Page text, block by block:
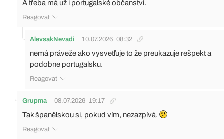
A třeba má už i portugalské občanství.
Reagovat
AlevsakNevadi 10.07.2026 08:32
nemá práveže ako vysvetľuje to že preukazuje rešpekt a
podobne portugalsku.
Reagovat
Grupma 08.07.2026 19:17
Tak španělskou si, pokud vím, nezazpívá.
Reagovat